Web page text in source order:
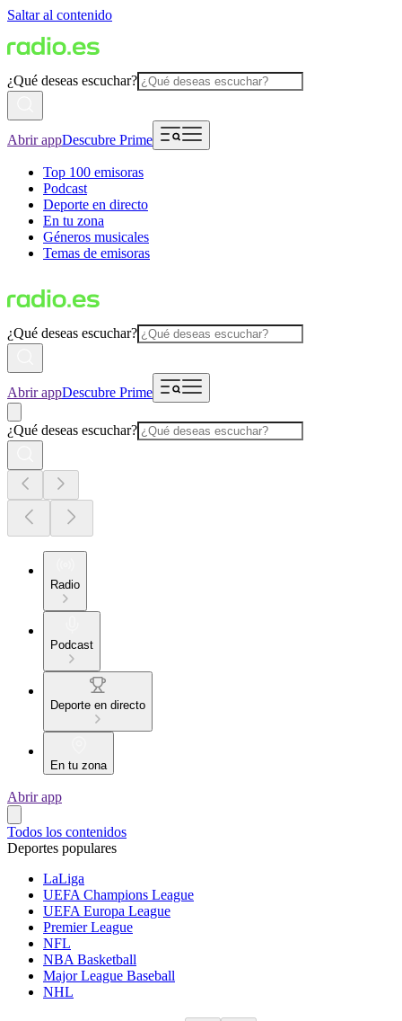
Saltar al contenido
¿Qué deseas escuchar?
Abrir appDescubre Prime
Top 100 emisoras
Podcast
Deporte en directo
En tu zona
Géneros musicales
Temas de emisoras
¿Qué deseas escuchar?
Abrir appDescubre Prime
¿Qué deseas escuchar?
Radio
Podcast
Deporte en directo
En tu zona
Abrir app
Todos los contenidos
Deportes populares
LaLiga
UEFA Champions League
UEFA Europa League
Premier League
NFL
NBA Basketball
Major League Baseball
NHL